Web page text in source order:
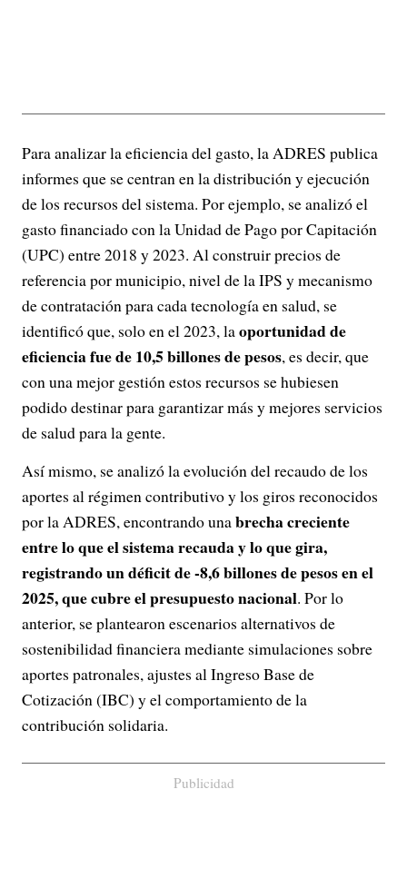
Para analizar la eficiencia del gasto, la ADRES publica
informes que se centran en la distribución y ejecución
de los recursos del sistema. Por ejemplo, se analizó el
gasto financiado con la Unidad de Pago por Capitación
(UPC) entre 2018 y 2023. Al construir precios de
referencia por municipio, nivel de la IPS y mecanismo
de contratación para cada tecnología en salud, se
identificó que, solo en el 2023, laoportunidad de
eficiencia fue de 10,5 billones de pesos, es decir, que
con una mejor gestión estos recursos se hubiesen
podido destinar para garantizar más y mejores servicios
de salud para la gente.
Así mismo, se analizó la evolución del recaudo de los
aportes al régimen contributivo y los giros reconocidos
por la ADRES, encontrando unabrecha creciente
entre lo que el sistema recauda y lo que gira,
registrando un déficit de -8,6 billones de pesos en el
2025, que cubre el presupuesto nacional. Por lo
anterior, se plantearon escenarios alternativos de
sostenibilidad financiera mediante simulaciones sobre
aportes patronales, ajustes al Ingreso Base de
Cotización (IBC) y el comportamiento de la
contribución solidaria.
Publicidad